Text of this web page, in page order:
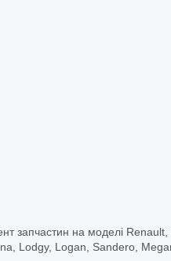
запчастин на моделі
Lodgy, Logan, Sandero,